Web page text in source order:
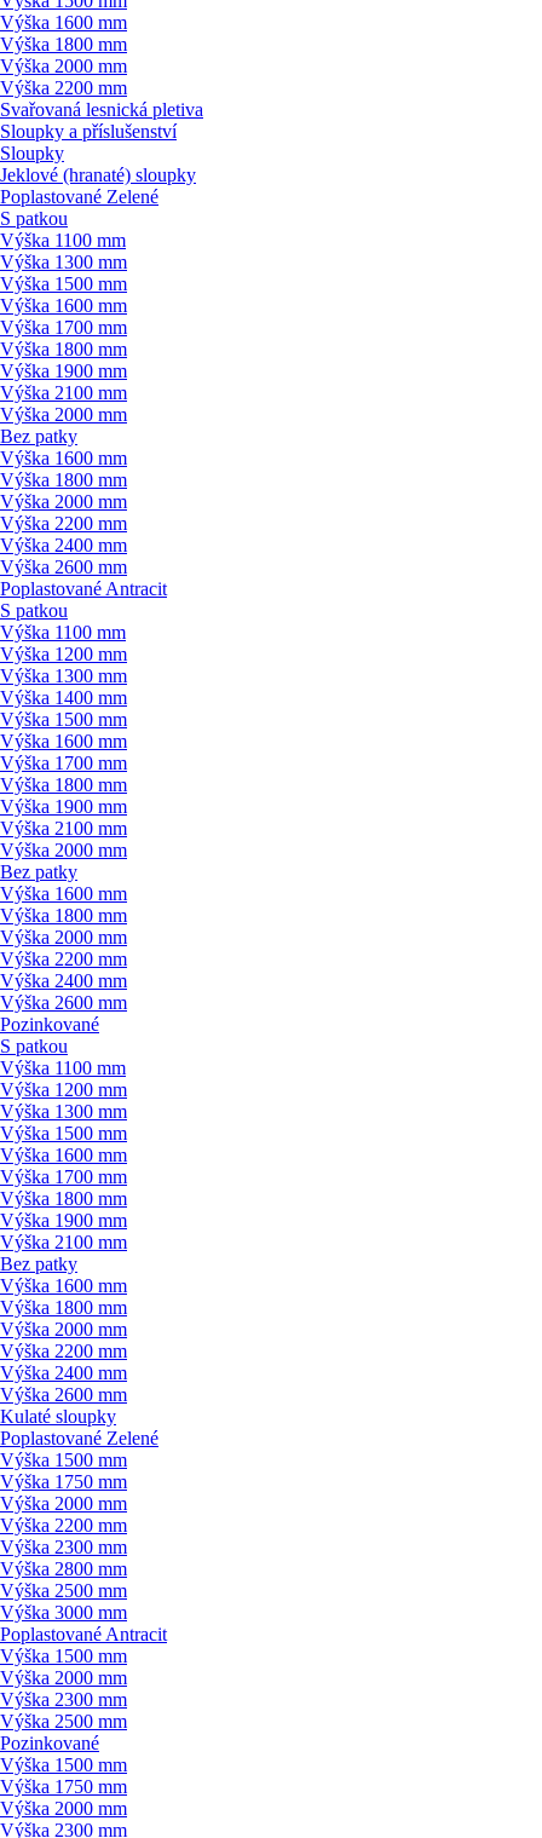
Výška 1600 mm
Výška 1800 mm
Výška 2000 mm
Výška 2200 mm
Svařovaná lesnická pletiva
Sloupky a příslušenství
Sloupky
Jeklové (hranaté) sloupky
Poplastované Zelené
S patkou
Výška 1100 mm
Výška 1300 mm
Výška 1500 mm
Výška 1600 mm
Výška 1700 mm
Výška 1800 mm
Výška 1900 mm
Výška 2100 mm
Výška 2000 mm
Bez patky
Výška 1600 mm
Výška 1800 mm
Výška 2000 mm
Výška 2200 mm
Výška 2400 mm
Výška 2600 mm
Poplastované Antracit
S patkou
Výška 1100 mm
Výška 1200 mm
Výška 1300 mm
Výška 1400 mm
Výška 1500 mm
Výška 1600 mm
Výška 1700 mm
Výška 1800 mm
Výška 1900 mm
Výška 2100 mm
Výška 2000 mm
Bez patky
Výška 1600 mm
Výška 1800 mm
Výška 2000 mm
Výška 2200 mm
Výška 2400 mm
Výška 2600 mm
Pozinkované
S patkou
Výška 1100 mm
Výška 1200 mm
Výška 1300 mm
Výška 1500 mm
Výška 1600 mm
Výška 1700 mm
Výška 1800 mm
Výška 1900 mm
Výška 2100 mm
Bez patky
Výška 1600 mm
Výška 1800 mm
Výška 2000 mm
Výška 2200 mm
Výška 2400 mm
Výška 2600 mm
Kulaté sloupky
Poplastované Zelené
Výška 1500 mm
Výška 1750 mm
Výška 2000 mm
Výška 2200 mm
Výška 2300 mm
Výška 2800 mm
Výška 2500 mm
Výška 3000 mm
Poplastované Antracit
Výška 1500 mm
Výška 2000 mm
Výška 2300 mm
Výška 2500 mm
Pozinkované
Výška 1500 mm
Výška 1750 mm
Výška 2000 mm
Výška 2300 mm